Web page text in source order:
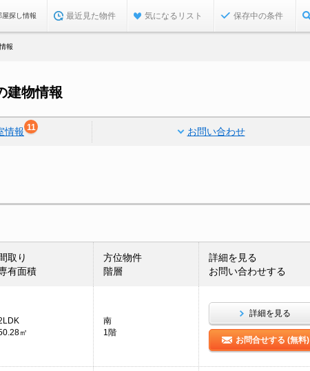
探し情報 最近見た物件 気になるリスト 保存中の条件
報
建物情報
情報 11 お問い合わせ
取り
有面積
方位物件
階層
詳細を見る
お問い合わせする
㎡
南
1階
詳細を見る
お問合せする (無料)